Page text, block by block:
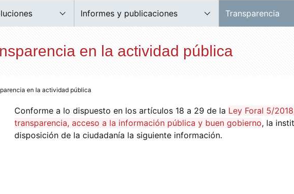
Informes y publicaciones Transparencia
en la actividad pública
en la actividad pública
Conforme a lo dispuesto en los artículos 18 a 29 de la Ley Foral 5/
transparencia, acceso a la información pública y buen gobierno, la
disposición de la ciudadanía la siguiente información.